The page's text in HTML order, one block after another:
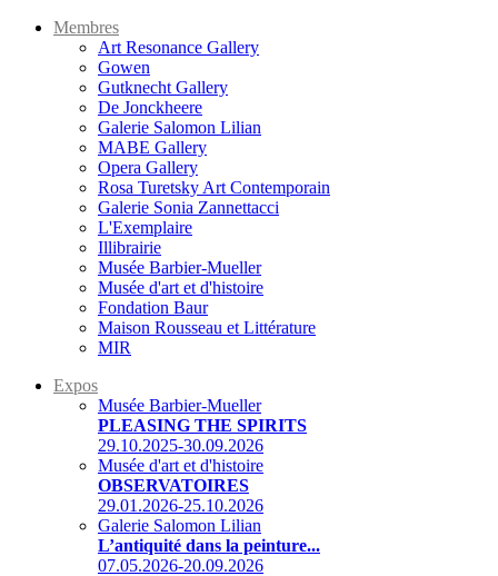
Membres
Art Resonance Gallery
Gowen
Gutknecht Gallery
De Jonckheere
Galerie Salomon Lilian
MABE Gallery
Opera Gallery
Rosa Turetsky Art Contemporain
Galerie Sonia Zannettacci
L'Exemplaire
Illibrairie
Musée Barbier-Mueller
Musée d'art et d'histoire
Fondation Baur
Maison Rousseau et Littérature
MIR
Expos
Musée Barbier-Mueller
PLEASING THE SPIRITS
29.10.2025-30.09.2026
Musée d'art et d'histoire
OBSERVATOIRES
29.01.2026-25.10.2026
Galerie Salomon Lilian
L’antiquité dans la peinture...
07.05.2026-20.09.2026